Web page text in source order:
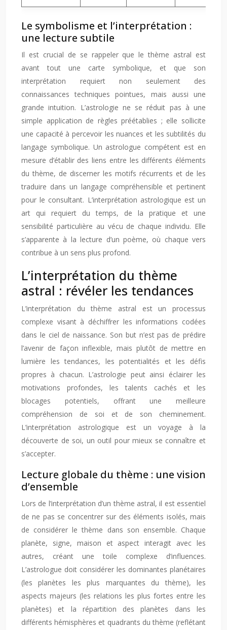
Le symbolisme et l’interprétation :
une lecture subtile
Il est crucial de se rappeler que le thème astral est
avant tout une carte symbolique, et que son
interprétation requiert non seulement des
connaissances techniques pointues, mais aussi une
grande intuition. L’astrologie ne se réduit pas à une
simple application de règles préétablies ; elle sollicite
une capacité à percevoir les nuances et les subtilités du
langage symbolique. Un astrologue compétent est en
mesure d’établir des liens entre les différents éléments
du thème, de discerner les motifs récurrents et de les
traduire dans un langage compréhensible et pertinent
pour le consultant. L’interprétation astrologique est un
art qui requiert du temps, de la pratique et une
sensibilité particulière au vécu de chaque individu. Elle
s’apparente à la lecture d’un poème, où chaque vers
contribue à un sens plus profond.
L’interprétation du thème
astral : révéler les tendances
L’interprétation du thème astral est un processus
complexe visant à déchiffrer les informations codées
dans le ciel de naissance. Son but n’est pas de prédire
l’avenir de façon inflexible, mais plutôt de mettre en
lumière les tendances, les potentialités et les défis
propres à chacun. L’astrologie peut ainsi éclairer les
motivations profondes, les talents cachés et les
blocages potentiels, offrant une meilleure
compréhension de soi et de son cheminement.
L’interprétation astrologique est un voyage à la
découverte de soi, un outil pour mieux se connaître et
s’accepter.
Lecture globale du thème : une vision
d’ensemble
Lors de l’interprétation d’un thème astral, il est essentiel
de ne pas se concentrer sur des éléments isolés, mais
de considérer le thème dans son ensemble. Chaque
planète, signe, maison et aspect interagit avec les
autres, créant une toile complexe d’influences.
L’astrologue doit considérer les dominantes planétaires
(les planètes les plus marquantes du thème), les
aspects majeurs (les relations les plus fortes entre les
planètes) et la répartition des planètes dans les
différents hémisphères et quadrants du thème (reflétant